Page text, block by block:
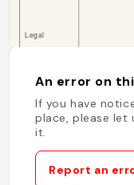
An error on
If you have
place, please let
it.
Report an